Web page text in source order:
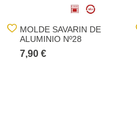
MOLDE SAVARIN DE
ALUMINIO Nº28
7,90 €